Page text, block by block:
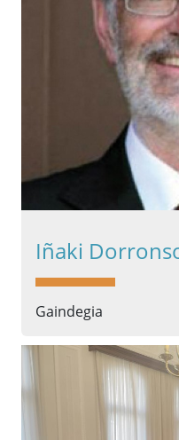
Iñaki
Gaindegia